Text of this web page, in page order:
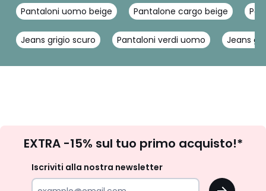
Pantaloni uomo beige Pantalone cargo beige
Jeans grigio scuro Pantaloni verdi uomo Jeans
newsletter
EXTRA -15% sul tuo primo acquisto!*
Iscriviti alla nostra newsletter
OK